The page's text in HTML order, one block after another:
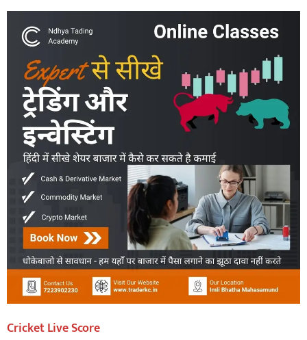
Cricket Live Score